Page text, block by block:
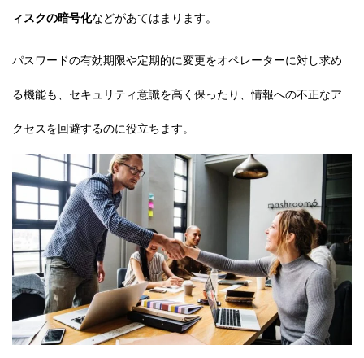
ィスクの暗号化などがあてはまります。
パスワードの有効期限や定期的に変更をオペレーターに対し求め
る機能も、セキュリティ意識を高く保ったり、情報への不正なア
クセスを回避するのに役立ちます。